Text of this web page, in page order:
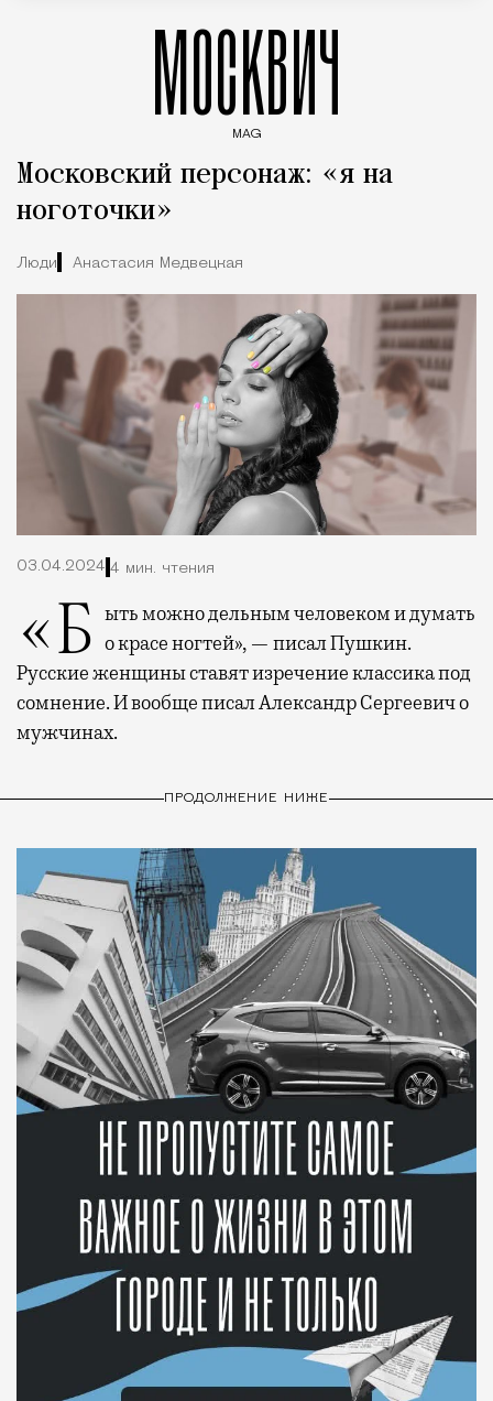
МОСКВИЧ
MAG
Московский персонаж: «я на
ноготочки»
Люди Анастасия Медвецкая
03.04.2024 4 мин. чтения
«Быть можно дельным человеком и думать о красе ногтей», — писал Пушкин.
Русские женщины ставят изречение классика под
сомнение. И вообще писал Александр Сергеевич о
мужчинах.
ПРОДОЛЖЕНИЕ НИЖЕ